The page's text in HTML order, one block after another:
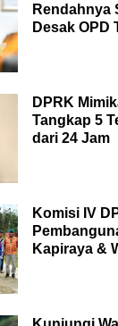
Rendahnya
Desak OPD
DPRK
Tangkap 5
dari 24 Jam
Komisi IV
Kapiraya &